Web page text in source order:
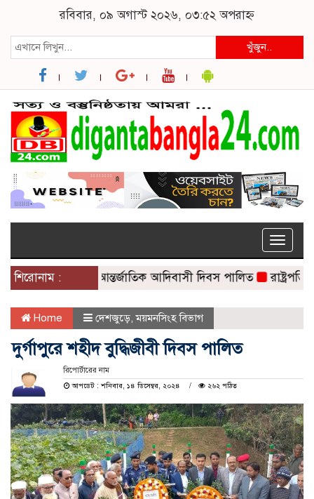
রবিবার, ০৯ অগাস্ট ২০২৬, ০৩:৫২ অপরাহ্ন
খুঁজুন..
Toggle
শিরোনাম :
দুর্গাপুরে আন্তর্জাতিক আদিবাসী দিবস পালিত রাষ্ট্রপতি পদে
Home দেশজুড়ে ,ময়মনসিংহ বিভাগ
দুর্গাপুরে শহীদ বুদ্ধিজীবী দিবস পালিত
রিপোর্টারের নাম
আপডেট : শনিবার, ১৪ ডিসেম্বর, ২০২৪
২৬২ পঠিত